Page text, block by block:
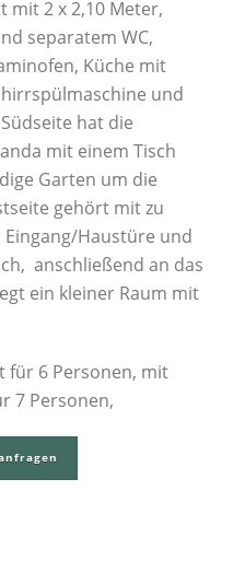
mit 2 x 2,10 Meter,
separatem WC,
Küche mit
und
hat die
mit einem Tisch
Garten um die
gehört mit zu
Haustüre und
anschließend an das
ein kleiner Raum mit
für 6 Personen, mit
7 Personen,